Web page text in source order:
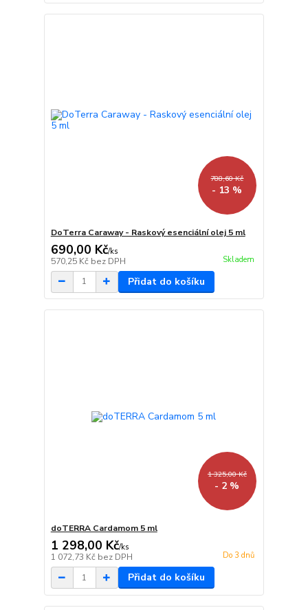
788,60 Kč
- 13 %
DoTerra Caraway - Raskový esenciální olej 5 ml
690,00 Kč/ks
570,25 Kč bez DPH Skladem
Přidat do košíku
1 325,00 Kč
- 2 %
doTERRA Cardamom 5 ml
1 298,00 Kč/ks
1 072,73 Kč bez DPH Do 3 dnů
Přidat do košíku